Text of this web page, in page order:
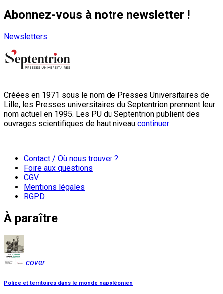
Abonnez-vous à notre newsletter !
Newsletters
Créées en 1971 sous le nom de Presses Universitaires de
Lille, les Presses universitaires du Septentrion prennent leur
nom actuel en 1995. Les PU du Septentrion publient des
ouvrages scientifiques de haut niveau continuer
Contact / Où nous trouver ?
Foire aux questions
CGV
Mentions légales
RGPD
À paraître
cover
Police et territoires dans le monde napoléonien